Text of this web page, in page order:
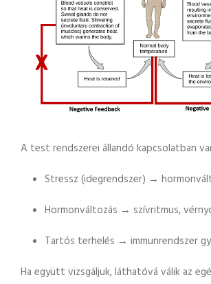
A test rendszerei állandó kapcsolatban
Stressz (idegrendszer) →
Hormonváltozás → szívritmus,
Tartós terhelés → immunrendszer
Ha együtt vizsgáljuk, láthatóvá válik az